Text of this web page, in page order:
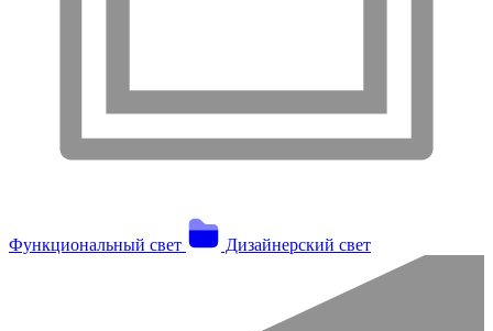
Функциональный свет Дизайнерский свет